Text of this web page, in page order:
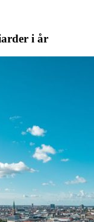
i år